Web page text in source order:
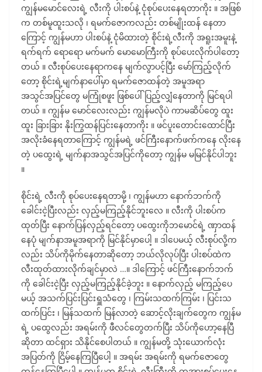
ကျွန်မမောင်လေးရဲ့ လီးကို ပါးစပ်နဲ့ ငုံစုပ်ပေးနေရတာကိုး ။ အဖြစ်
က တစ်မူထူးသလို ၊ ရမက်ဇောကလည်း တစ်မျိုးထန် နေတာ
ကြောင့် ကျွန်မဟာ ပါးစပ်နဲ့ ငုံမိထားတဲ့ စိုင်းရဲ့လီးကို အရူးအမူးနဲ့
ရက်ရက် ရောရော မက်မက် မောမောကြီးကို စုပ်ပေးလိုက်ပါတော့
တယ် ။ လီးစုပ်ပေးနေရာကနေ မျက်လွာပင့်ပြီး မော်ကြည့်လိုက်
တော့ စိုင်းရဲ့မျက်နာပေါ်မှာ ရမက်ဇောထန်တဲ့ အမူအရာ
အသွင်အပြင်တွေ မကြုံစဖူး ဖြစ်ပေါ်ပြည့်လျှံနေတာကို မြင်ရပါ
တယ် ။ ကျွန်မ မောင်လေးလည်း ကျွန်မလိုပဲ ကာမဆိပ်တွေ ထူး
ထူး ခြားခြား နိုးကြွထန်ပြင်းနေတာကိုး ။ ဖင်ပူးတောင်းထောင်ပြီး
အလိုးခံနေရတာကြောင့် ကျွန်မရဲ့ ဖင်ကြီးနောက်ဖက်ကနေ လိုးနေ
တဲ့ ပထွေးရဲ့ မျက်နာအသွင်အပြင်ကိုတော့ ကျွန်မ မမြင်နိုင်ပါဘူး
။
စိုင်းရဲ့ လီးကို စုပ်ပေးနေရတာမို့ ၊ ကျွန်မဟာ နောက်ဘက်ကို
ခေါင်းငဲ့ပြီးလည်း လှည့်မကြည့်နိုင်ဘူးလေ ။ လီးကို ပါးစပ်က
ထုတ်ပြီး နောက်ပြန်လှည့်ရင်တော့ ပထွေးကိုဘမောင်ရဲ့ ဏှာထန်
နေပုံ မျက်နာအမူအရာကို မြင်နိုင်မှာပေါ့ ။ ဒါပေမယ့် လီးစုပ်လို့က
လည်း သိပ်ကိုမိုက်နေတာဆိုတော့ ဘယ်လိုလုပ်ပြီး ပါးစပ်ထဲက
လီးထုတ်ထားလိုက်ချင်မှာလဲ …။ ဒါကြောင့် ဖင်ကြီးနောက်ဘက်
ကို ခေါင်းငဲ့ပြီး လှည့်မကြည့်နိုင်ခဲ့ဘူး ။ နောက်လှည့် မကြည့်ပေ
မယ့် အသက်ပြင်းပြင်းရှူသံတွေ ၊ ကြမ်းသထက်ကြမ်း ၊ ပြင်းသ
ထက်ပြင်း ၊ မြန်သထက် မြန်လာတဲ့ ဆောင့်လိုးချက်တွေက ကျွန်မ
ရဲ့ ပထွေလည်း အရမ်းကို ဖီလင်တွေတက်ပြီး သိပ်ကိုဟော့နေပြီ
ဆိုတာ ထင်ရှား သိနိုင်စေပါတယ် ။ ကျွန်မတို့ သုံးယောက်လုံး
အပြတ်ကို ငြိမ့်နေကြပြီပေါ့ ။ အရမ်း အရမ်းကို ရမက်ဇောတွေ